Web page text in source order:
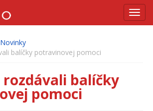
Novinky
balíčky potravinovej pomoci
rozdávali balíčky
pomoci